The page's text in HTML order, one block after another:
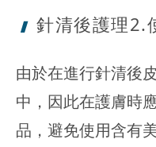
針清後護理2.
由於在進行針清後
中，因此在護膚時
品，避免使用含有